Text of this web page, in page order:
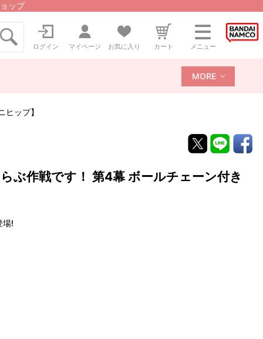
ップ
ログイン マイページ お気に入り カート メニュー
MORE
ップ】
ぶ作戦です！ 第4幕 ボールチェーン付き
場!